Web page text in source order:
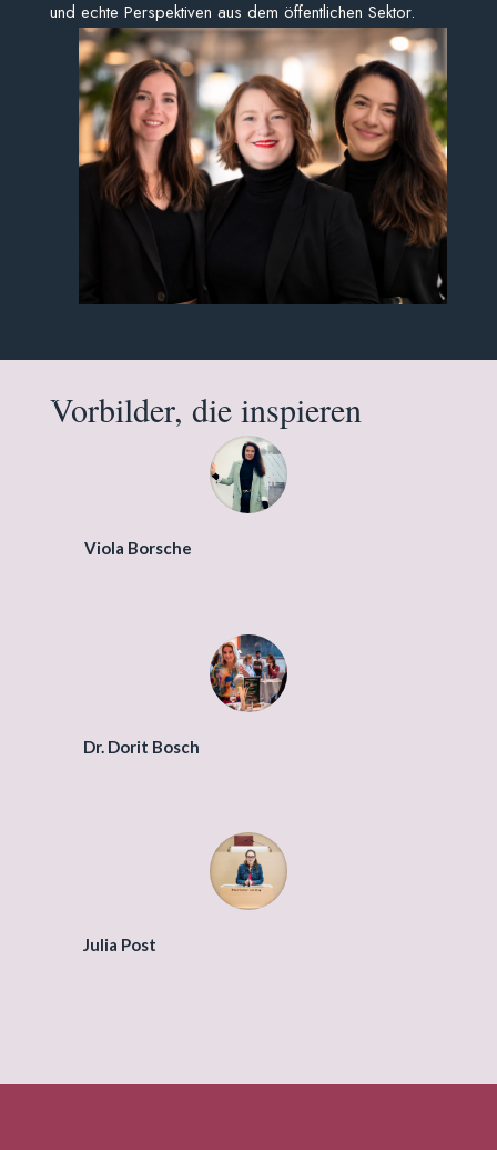
und echte Perspektiven aus dem öffentlichen Sektor.
Vorbilder, die inspieren
Viola Borsche
Dr. Dorit Bosch
Julia Post